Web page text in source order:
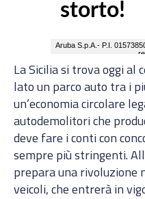
La Sicilia si trova oggi al
lato un parco auto tra i
un’economia circolare
autodemolitori che
deve fare i conti con
sempre più stringenti.
prepara una rivoluzione
veicoli, che entrerà in